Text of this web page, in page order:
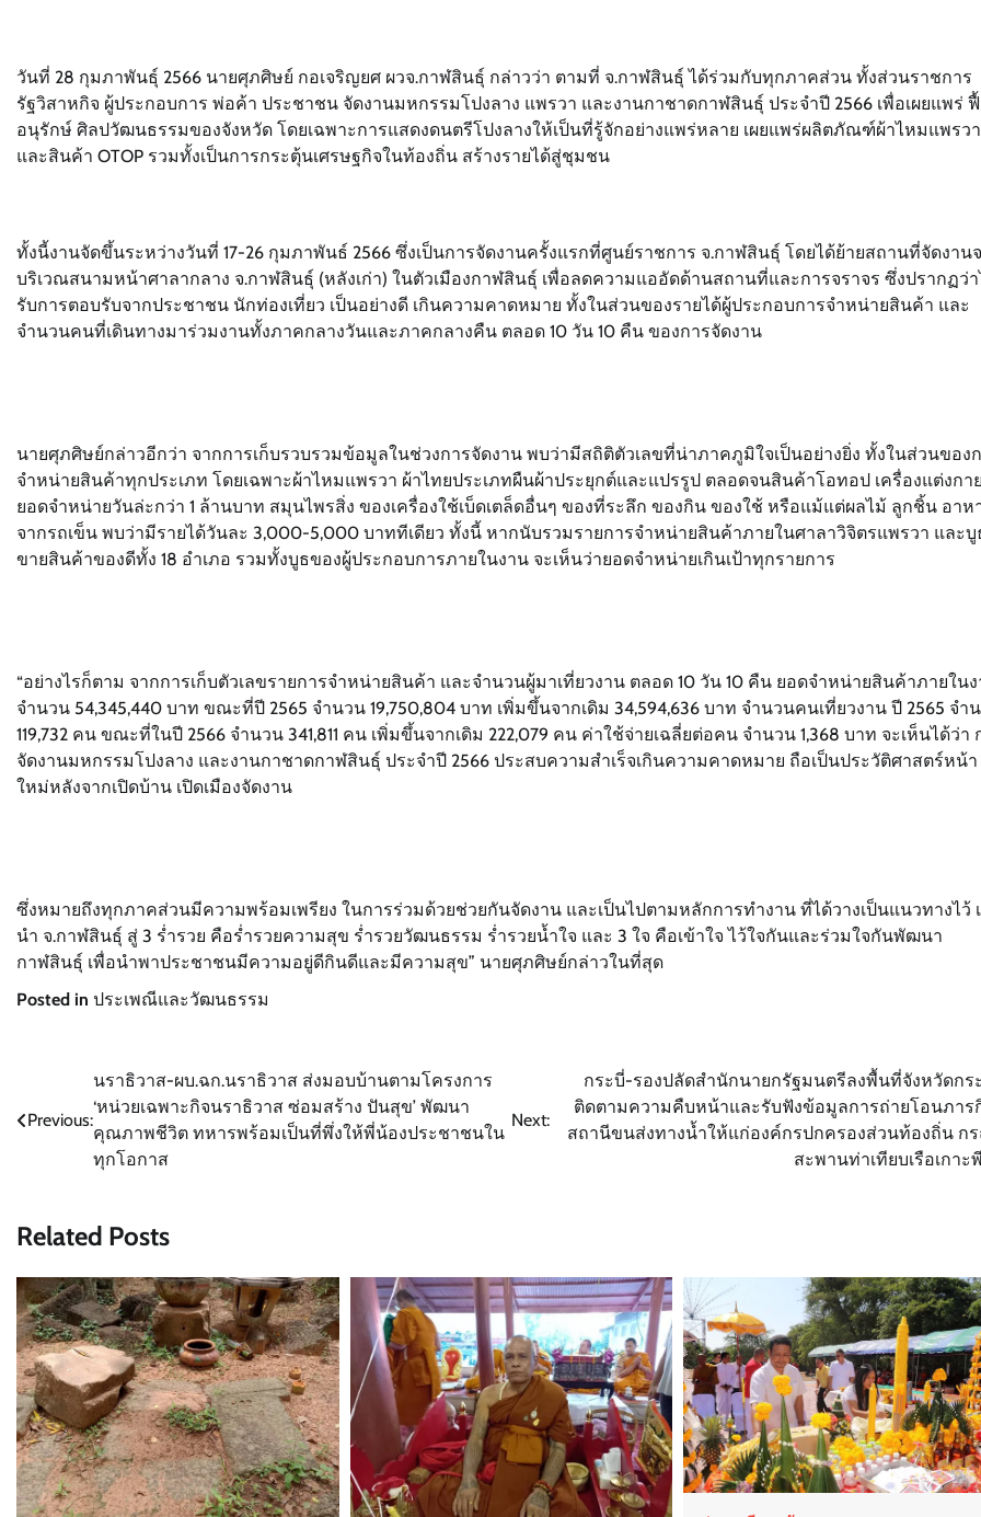
วันที่ 28 กุมภาพันธุ์ 2566 นายศุภศิษย์ กอเจริญยศ ผวจ.กาฬสินธุ์ กล่าวว่า ตามที่ จ.กาฬสินธุ์ ได้ร่วมกับทุกภาคส่วน ทั้งส่วนราชการ
รัฐวิสาหกิจ ผู้ประกอบการ พ่อค้า ประชาชน จัดงานมหกรรมโปงลาง แพรวา และงานกาชาดกาฬสินธุ์ ประจำปี 2566 เพื่อเผยแพร่
อนุรักษ์ ศิลปวัฒนธรรมของจังหวัด โดยเฉพาะการแสดงดนตรีโปงลางให้เป็นที่รู้จักอย่างแพร่หลาย เผยแพร่ผลิตภัณฑ์ผ้าไหมแพรวา
และสินค้า OTOP รวมทั้งเป็นการกระตุ้นเศรษฐกิจในท้องถิ่น สร้างรายได้สู่ชุมชน
ทั้งนี้งานจัดขึ้นระหว่างวันที่ 17-26 กุมภาพันธ์ 2566 ซึ่งเป็นการจัดงานครั้งแรกที่ศูนย์ราชการ จ.กาฬสินธุ์ โดยได้ย้ายสถานที่จัดงาน
บริเวณสนามหน้าศาลากลาง จ.กาฬสินธุ์ (หลังเก่า) ในตัวเมืองกาฬสินธุ์ เพื่อลดความแออัดด้านสถานที่และการจราจร ซึ่งปรากฏว่
รับการตอบรับจากประชาชน นักท่องเที่ยว เป็นอย่างดี เกินความคาดหมาย ทั้งในส่วนของรายได้ผู้ประกอบการจำหน่ายสินค้า และ
จำนวนคนที่เดินทางมาร่วมงานทั้งภาคกลางวันและภาคกลางคืน ตลอด 10 วัน 10 คืน ของการจัดงาน
นายศุภศิษย์กล่าวอีกว่า จากการเก็บรวบรวมข้อมูลในช่วงการจัดงาน พบว่ามีสถิติตัวเลขที่น่าภาคภูมิใจเป็นอย่างยิ่ง ทั้งในส่วนของ
จำหน่ายสินค้าทุกประเภท โดยเฉพาะผ้าไหมแพรวา ผ้าไทยประเภทผืนผ้าประยุกต์และแปรรูป ตลอดจนสินค้าโอทอป เครื่องแต่งกาย
ยอดจำหน่ายวันล่ะกว่า 1 ล้านบาท สมุนไพรสิ่ง ของเครื่องใช้เบ็ดเตล็ดอื่นๆ ของที่ระลึก ของกิน ของใช้ หรือแม้แต่ผลไม้ ลูกชิ้น อาห
จากรถเข็น พบว่ามีรายได้วันละ 3,000-5,000 บาททีเดียว ทั้งนี้ หากนับรวมรายการจำหน่ายสินค้าภายในศาลาวิจิตรแพรวา และบู
ขายสินค้าของดีทั้ง 18 อำเภอ รวมทั้งบูธของผู้ประกอบการภายในงาน จะเห็นว่ายอดจำหน่ายเกินเป้าทุกรายการ
“อย่างไรก็ตาม จากการเก็บตัวเลขรายการจำหน่ายสินค้า และจำนวนผู้มาเที่ยวงาน ตลอด 10 วัน 10 คืน ยอดจำหน่ายสินค้าภายใน
จำนวน 54,345,440 บาท ขณะที่ปี 2565 จำนวน 19,750,804 บาท เพิ่มขึ้นจากเดิม 34,594,636 บาท จำนวนคนเที่ยวงาน ปี 2565 จำ
119,732 คน ขณะที่ในปี 2566 จำนวน 341,811 คน เพิ่มขึ้นจากเดิม 222,079 คน ค่าใช้จ่ายเฉลี่ยต่อคน จำนวน 1,368 บาท จะเห็นได้ว่า
จัดงานมหกรรมโปงลาง และงานกาชาดกาฬสินธุ์ ประจำปี 2566 ประสบความสำเร็จเกินความคาดหมาย ถือเป็นประวัติศาสตร์หน้า
ใหม่หลังจากเปิดบ้าน เปิดเมืองจัดงาน
ซึ่งหมายถึงทุกภาคส่วนมีความพร้อมเพรียง ในการร่วมด้วยช่วยกันจัดงาน และเป็นไปตามหลักการทำงาน ที่ได้วางเป็นแนวทางไว้
นำ จ.กาฬสินธุ์ สู่ 3 ร่ำรวย คือร่ำรวยความสุข ร่ำรวยวัฒนธรรม ร่ำรวยน้ำใจ และ 3 ใจ คือเข้าใจ ไว้ใจกันและร่วมใจกันพัฒนา
กาฬสินธุ์ เพื่อนำพาประชาชนมีความอยู่ดีกินดีและมีความสุข” นายศุภศิษย์กล่าวในที่สุด
Posted in ประเพณีและวัฒนธรรม
แนะแนว
เรื่อง
Previous:
นราธิวาส-ผบ.ฉก.นราธิวาส ส่งมอบบ้านตามโครงการ
‘หน่วยเฉพาะกิจนราธิวาส ซ่อมสร้าง ปันสุข’ พัฒนา
คุณภาพชีวิต ทหารพร้อมเป็นที่พึ่งให้พี่น้องประชาชนใน
ทุกโอกาส
Next:
กระบี่-รองปลัดสำนักนายกรัฐมนตรีลงพื้นที่จังหวัดกร
ติดตามความคืบหน้าและรับฟังข้อมูลการถ่ายโอนภาร
สถานีขนส่งทางน้ำให้แก่องค์กรปกครองส่วนท้องถิ่น ก
สะพานท่าเทียบเรือเกาะ
Related Posts